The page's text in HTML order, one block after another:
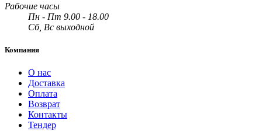
Рабочие часы
Пн - Пт 9.00 - 18.00
Сб, Вс выходной
Компания
О нас
Доставка
Оплата
Возврат
Контакты
Тендер